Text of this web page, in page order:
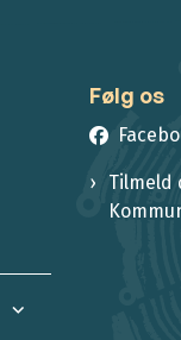
Følg os
Tilmeld